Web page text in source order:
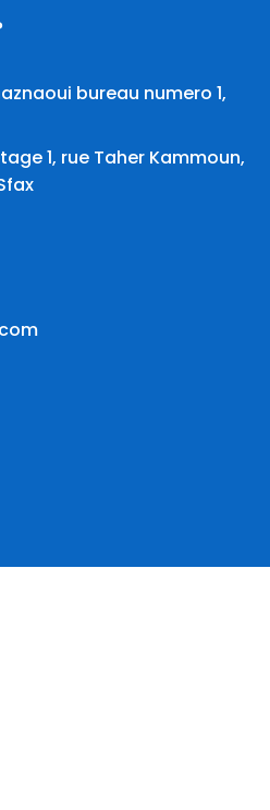
bureau numero 1,
1, rue Taher Kammoun,